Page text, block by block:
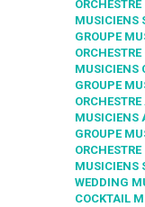
MUSICIENS
GROUPE
MUSICIENS
GROUPE
MUSICIENS
GROUPE
MUSICIENS
WEDDING
COCKTAIL